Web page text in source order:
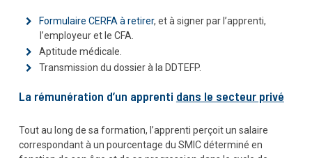
Formulaire CERFA à retirer, et à signer par l’apprenti,
l’employeur et le CFA.
Aptitude médicale.
Transmission du dossier à la DDTEFP.
La rémunération d’un apprenti dans le secteur privé
Tout au long de sa formation, l’apprenti perçoit un salaire
correspondant à un pourcentage du SMIC déterminé en